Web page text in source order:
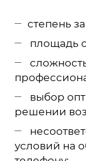
степень
площадь
выбор
решении
условий на